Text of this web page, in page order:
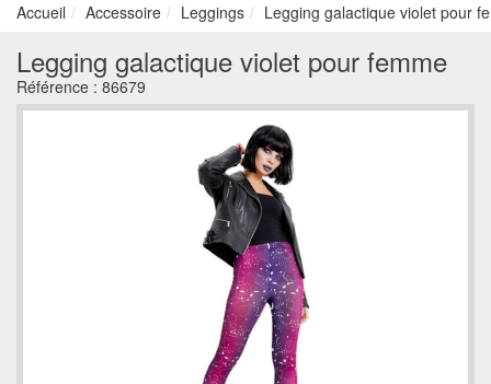
Accueil Accessoire Leggings Legging galactique violet pour
Legging galactique violet pour femme
Référence : 86679